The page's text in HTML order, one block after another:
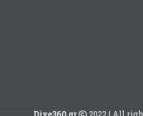
Dive360.gr 2022 | All